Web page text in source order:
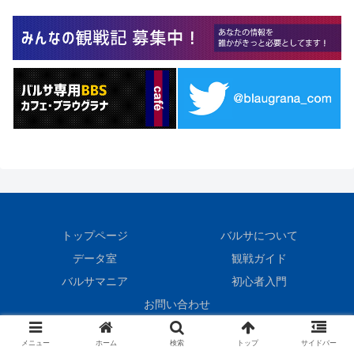
トップページ
バルサについて
データ室
観戦ガイド
バルサマニア
初心者入門
お問い合わせ
© 1999 BlauGrana.
メニュー ホーム 検索 トップ サイドバー